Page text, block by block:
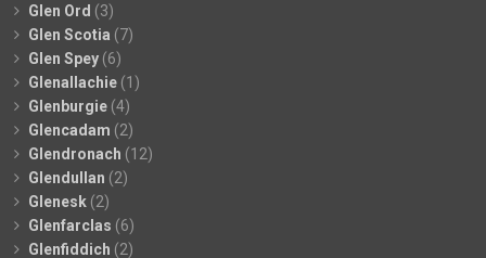
Glen Ord (3)
Glen Scotia (7)
Glen Spey (6)
Glenallachie (1)
Glenburgie (4)
Glencadam (2)
Glendronach (12)
Glendullan (2)
Glenesk (2)
Glenfarclas (6)
Glenfiddich (2)